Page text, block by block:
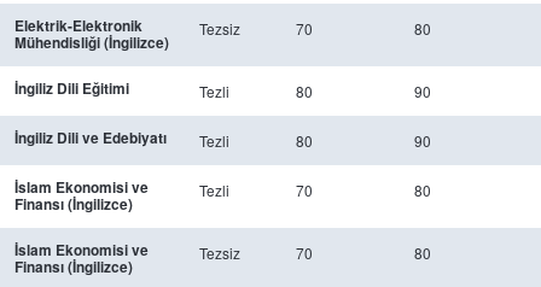
Elektrik-Elektronik
Mühendisliği (İngilizce)
Tezsiz 70 80
İngiliz Dili Eğitimi Tezli 80 90
İngiliz Dili ve Edebiyatı Tezli 80 90
İslam Ekonomisi ve
Finansı (İngilizce)
Tezli 70 80
İslam Ekonomisi ve
Finansı (İngilizce)
Tezsiz 70 80